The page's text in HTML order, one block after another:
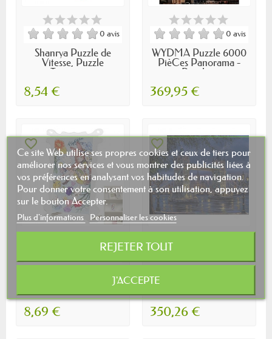
0 avis
Shanrya Puzzle de
Vitesse, Puzzle
Tournant...
8,54 €
0 avis
WYDMA Puzzle 6000
PièCes Panorama -
Puzzle...
369,95 €
favorite_border
0 avis
Acrylique,Puzzle...
8,69 €
favorite_border
Adultebuilding-5000
Matériaux...
350,26 €
Ce site Web utilise ses propres cookies et ceux de tiers pour
améliorer nos services et vous montrer des publicités liées à
vos préférences en analysant vos habitudes de navigation.
Pour donner votre consentement à son utilisation, appuyez
sur le bouton Accepter.
Plus d'informations Personnaliser les cookies
REJETER TOUT
J'ACCEPTE